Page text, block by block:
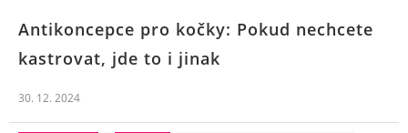
Antikoncepce pro kočky: Pokud nechcete
kastrovat, jde to i jinak
30. 12. 2024